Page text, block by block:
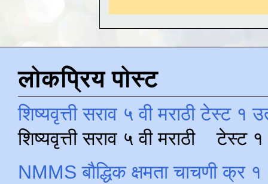
लोकप्रिय पोस्ट
शिष्यवृत्ती सराव ५ वी मराठी टेस्ट १
शिष्यवृत्ती सराव ५ वी मराठी टेस्ट
NMMS बौद्धिक क्षमता चाचणी क्र